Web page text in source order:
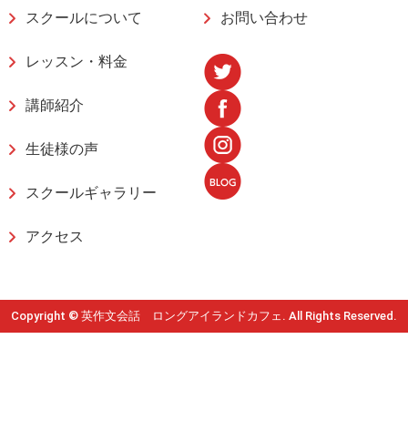
スクールについて
レッスン・料金
講師紹介
生徒様の声
スクールギャラリー
アクセス
お問い合わせ
Copyright © 英作文会話 ロングアイランドカフェ. All Rights Reserved.